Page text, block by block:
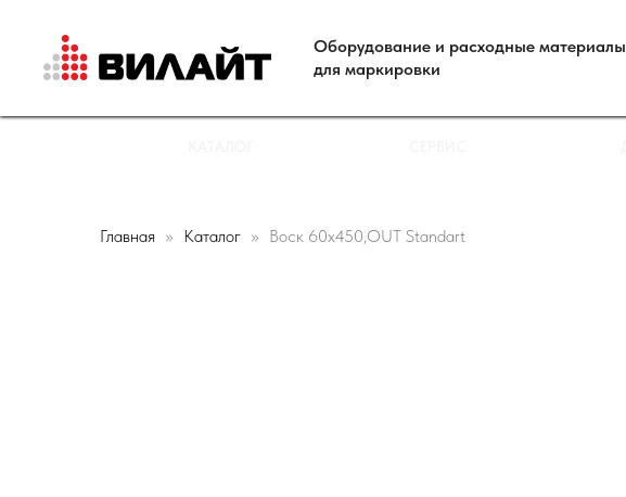
Оборудование и расходные материалы
для маркировки
Главная Каталог Воск 60х450,OUT Standart